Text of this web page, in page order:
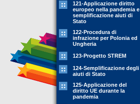
121-Applicazione diritto
europeo nella pandemia e
semplificazione aiuti di
Stato
122-Procedura di
infrazione per Polonia ed
Ungheria
123-Progetto STREM
124-Semplificazione degli
aiuti di Stato
125-Applicazione del
diritto UE durante la
pandemia